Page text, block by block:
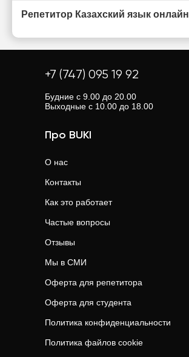
Репетитор Казахский язык онлайн
+7 (747) 095 19 92
Будние с 9.00 до 20.00
Выходные с 10.00 до 18.00
Про BUKI
О нас
Контакты
Как это работает
Частые вопросы
Отзывы
Мы в СМИ
Оферта для репетитора
Оферта для студента
Политика конфиденциальности
Политика файлов cookie